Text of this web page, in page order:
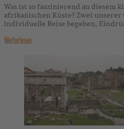
Was ist so faszinierend an diesem
afrikanischen Küste? Zwei unserer
individuelle Reise begeben,
Weiterlesen